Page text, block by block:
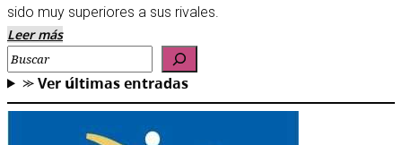
sido muy superiores a sus rivales.
Leer más
Buscar
⪼ 𝗩𝗲𝗿 𝘂́𝗹𝘁𝗶𝗺𝗮𝘀 𝗲𝗻𝘁𝗿𝗮𝗱𝗮𝘀